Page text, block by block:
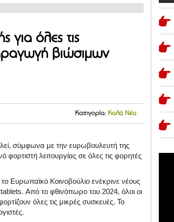
για όλες τις
βιώσιμων
Κατηγορία: Καλά Νέα
σύμφωνα με την ευρωβουλευτή της
λειτουργίας σε όλες τις φορητές
Ευρωπαϊκό Κοινοβούλιο ενέκρινε νέους
tablets. Από το φθινόπωρο του 2024, όλοι οι
όλες τις μικρές συσκευές. Το